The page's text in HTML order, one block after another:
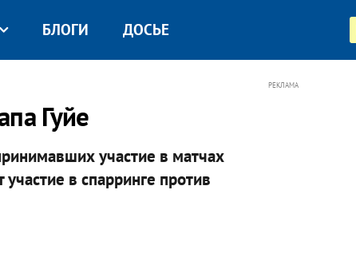
БЛОГИ ДОСЬЕ
Гуйе
участие в матчах
в спарринге против
РЕКЛАМА